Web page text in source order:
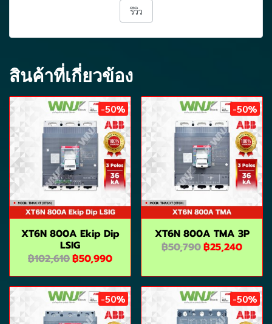
รีวิว
สินค้าที่เกี่ยวข้อง
-50%
XT6N 800A Ekip Dip
LSIG
฿102,610฿50,990
-50%
XT6N 800A TMA 3P
฿50,790฿25,240
-50% -50%